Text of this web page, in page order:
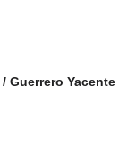
/ Guerrero Yacente